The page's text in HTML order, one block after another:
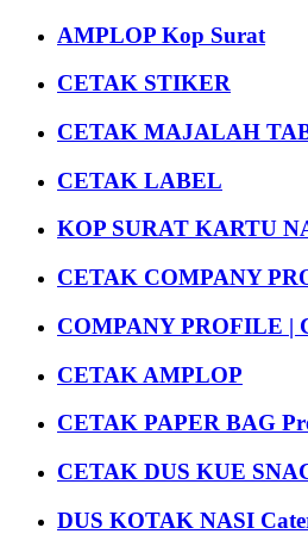
AMPLOP Kop Surat
CETAK STIKER
CETAK MAJALAH
CETAK LABEL
KOP SURAT KARTU
CETAK COMPANY
COMPANY PROFILE |
CETAK AMPLOP
CETAK PAPER BAG
CETAK DUS KUE
DUS KOTAK NASI